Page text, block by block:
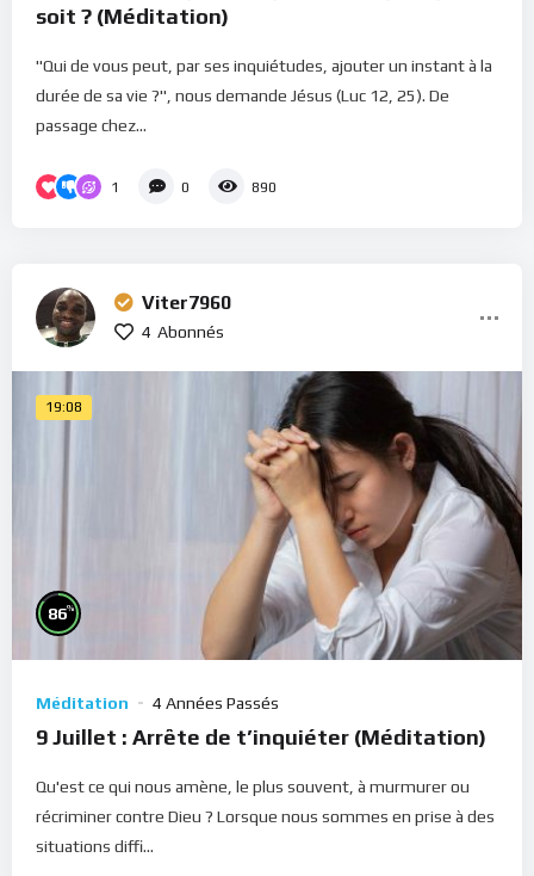
soit ? (Méditation)
"Qui de vous peut, par ses inquiétudes, ajouter un instant à la
durée de sa vie ?", nous demande Jésus (Luc 12, 25). De
passage chez...
1 0 890
Viter7960
4 Abonnés
19:08
86%
Méditation 4 Années Passés
9 Juillet : Arrête de t’inquiéter (Méditation)
Qu'est ce qui nous amène, le plus souvent, à murmurer ou
récriminer contre Dieu ? Lorsque nous sommes en prise à des
situations diffi...